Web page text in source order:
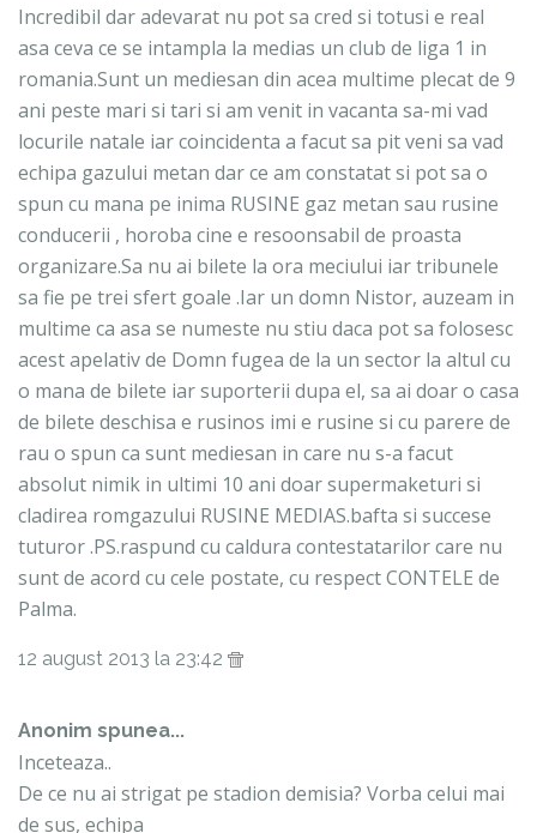
Incredibil dar adevarat nu pot sa cred si totusi e real
asa ceva ce se intampla la medias un club de liga 1 in
romania.Sunt un mediesan din acea multime plecat de 9
ani peste mari si tari si am venit in vacanta sa-mi vad
locurile natale iar coincidenta a facut sa pit veni sa vad
echipa gazului metan dar ce am constatat si pot sa o
spun cu mana pe inima RUSINE gaz metan sau rusine
conducerii , horoba cine e resoonsabil de proasta
organizare.Sa nu ai bilete la ora meciului iar tribunele
sa fie pe trei sfert goale .Iar un domn Nistor, auzeam in
multime ca asa se numeste nu stiu daca pot sa folosesc
acest apelativ de Domn fugea de la un sector la altul cu
o mana de bilete iar suporterii dupa el, sa ai doar o casa
de bilete deschisa e rusinos imi e rusine si cu parere de
rau o spun ca sunt mediesan in care nu s-a facut
absolut nimik in ultimi 10 ani doar supermaketuri si
cladirea romgazului RUSINE MEDIAS.bafta si succese
tuturor .PS.raspund cu caldura contestatarilor care nu
sunt de acord cu cele postate, cu respect CONTELE de
Palma.
12 august 2013 la 23:42
Anonim spunea...
Inceteaza..
De ce nu ai strigat pe stadion demisia? Vorba celui mai
de sus, echipa